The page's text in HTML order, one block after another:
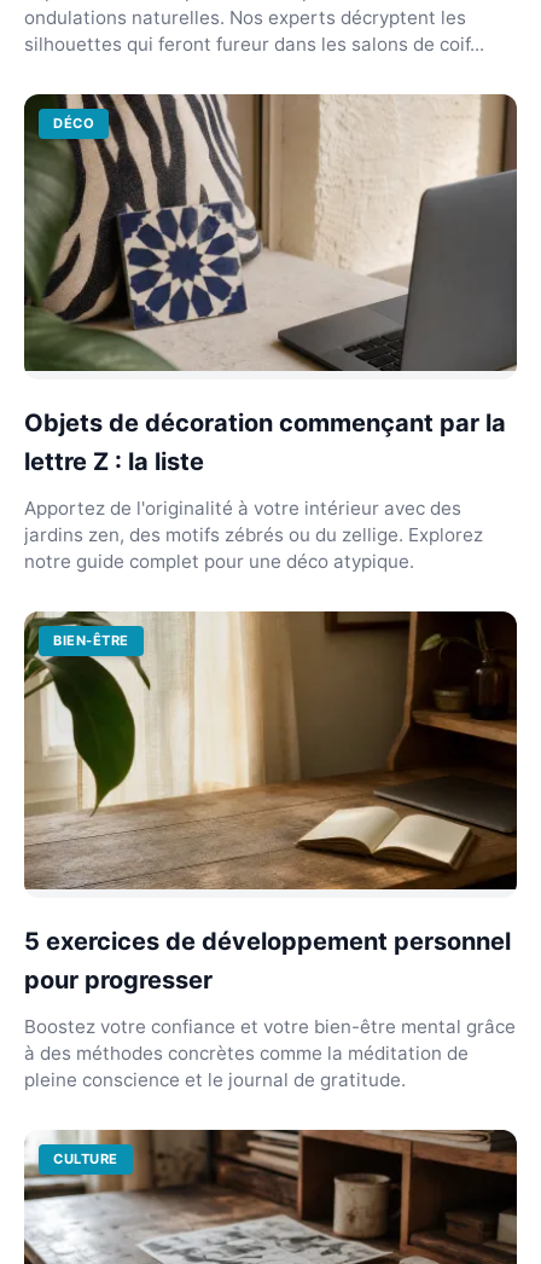
ondulations naturelles. Nos experts décryptent les
silhouettes qui feront fureur dans les salons de coif...
DÉCO
Objets de décoration commençant par la
lettre Z : la liste
Apportez de l'originalité à votre intérieur avec des
jardins zen, des motifs zébrés ou du zellige. Explorez
notre guide complet pour une déco atypique.
BIEN-ÊTRE
5 exercices de développement personnel
pour progresser
Boostez votre confiance et votre bien-être mental grâce
à des méthodes concrètes comme la méditation de
pleine conscience et le journal de gratitude.
CULTURE